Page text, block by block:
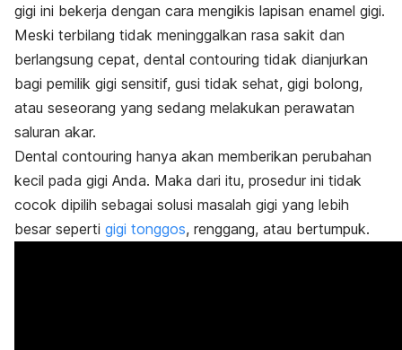
gigi ini bekerja dengan cara mengikis lapisan enamel gigi.
Meski terbilang tidak meninggalkan rasa sakit dan
berlangsung cepat, dental contouring tidak dianjurkan
bagi pemilik gigi sensitif, gusi tidak sehat, gigi bolong,
atau seseorang yang sedang melakukan perawatan
saluran akar.
Dental contouring hanya akan memberikan perubahan
kecil pada gigi Anda. Maka dari itu, prosedur ini tidak
cocok dipilih sebagai solusi masalah gigi yang lebih
besar seperti gigi tonggos, renggang, atau bertumpuk.